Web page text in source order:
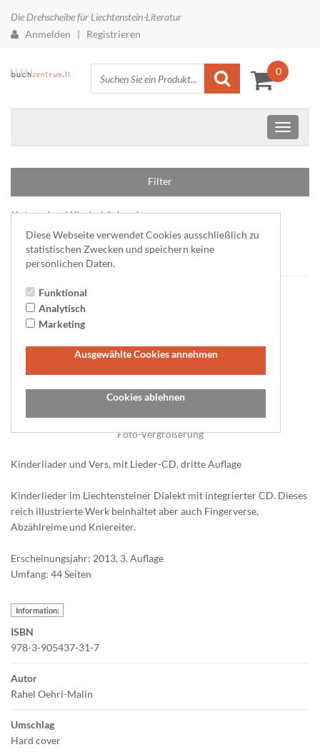
Die Drehscheibe für Liechtenstein-Literatur
Anmelden
| Registrieren
0
Filter
Kategorien/Kinderbücher/
Strubilemutz und Joggilema
Foto-Vergrößerung
Kinderliader und Vers, mit Lieder-CD, dritte Auflage
Kinderlieder im Liechtensteiner Dialekt mit integrierter CD. Dieses
reich illustrierte Werk beinhaltet aber auch Fingerverse,
Abzählreime und Kniereiter.
Erscheinungsjahr: 2013, 3. Auflage
Umfang: 44 Seiten
Information:
ISBN
978-3-905437-31-7
Autor
Rahel Oehri-Malin
Umschlag
Hard cover
Diese Webseite verwendet Cookies ausschließlich zu
statistischen Zwecken und speichern keine
persönlichen Daten.
Funktional
Analytisch
Marketing
Ausgewählte Cookies annehmen
Cookies ablehnen